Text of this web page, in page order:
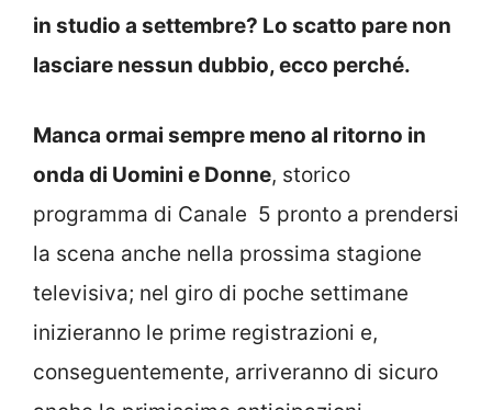
in studio a settembre? Lo scatto pare non
lasciare nessun dubbio, ecco perché.
Manca ormai sempre meno al ritorno in
onda di Uomini e Donne, storico
programma di Canale 5 pronto a prendersi
la scena anche nella prossima stagione
televisiva; nel giro di poche settimane
inizieranno le prime registrazioni e,
conseguentemente, arriveranno di sicuro